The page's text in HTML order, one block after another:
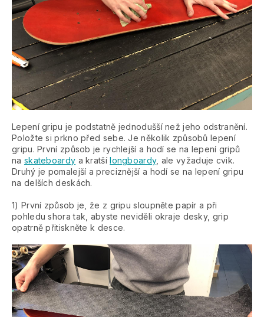
Lepení gripu je podstatně jednodušší než jeho odstranění.
Položte si prkno před sebe. Je několik způsobů lepení
gripu. První způsob je rychlejší a hodí se na lepení gripů
na skateboardy a kratšílongboardy, ale vyžaduje cvik.
Druhý je pomalejší a preciznější a hodí se na lepení gripu
na delších deskách.
1) První způsob je, že z gripu sloupněte papír a při
pohledu shora tak, abyste neviděli okraje desky, grip
opatrně přitiskněte k desce.